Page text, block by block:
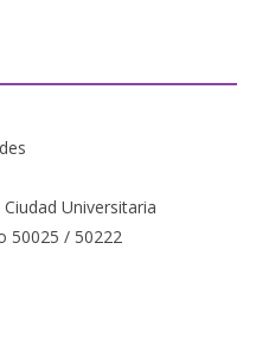
Universitaria
50025 / 50222